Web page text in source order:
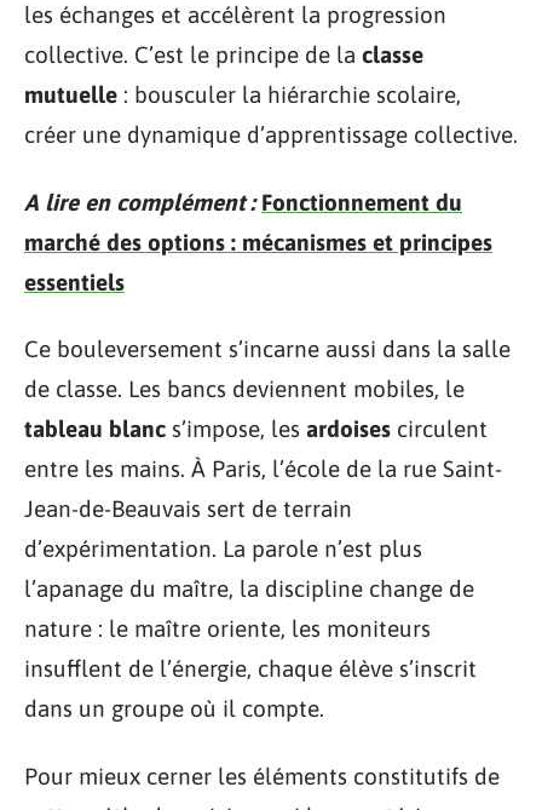
les échanges et accélèrent la progression
collective. C’est le principe de la classe
mutuelle : bousculer la hiérarchie scolaire,
créer une dynamique d’apprentissage collective.
A lire en complément : Fonctionnement du
marché des options : mécanismes et principes
essentiels
Ce bouleversement s’incarne aussi dans la salle
de classe. Les bancs deviennent mobiles, le
tableau blanc s’impose, les ardoises circulent
entre les mains. À Paris, l’école de la rue Saint-
Jean-de-Beauvais sert de terrain
d’expérimentation. La parole n’est plus
l’apanage du maître, la discipline change de
nature : le maître oriente, les moniteurs
insufflent de l’énergie, chaque élève s’inscrit
dans un groupe où il compte.
Pour mieux cerner les éléments constitutifs de